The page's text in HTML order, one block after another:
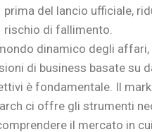
prima del lancio ufficiale,
rischio di fallimento.
dinamico degli affari,
di business basate su
è fondamentale. Il
ci offre gli strumenti
il mercato in